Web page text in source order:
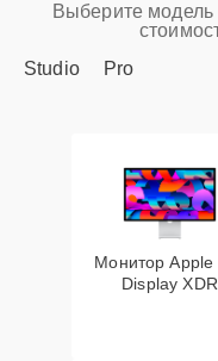
Выберите модель
Studio
Pro
Монитор Apple
Display XDR